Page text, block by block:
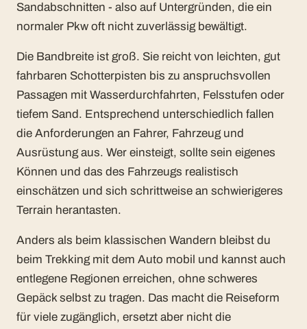
Sandabschnitten - also auf Untergründen, die ein
normaler Pkw oft nicht zuverlässig bewältigt.
Die Bandbreite ist groß. Sie reicht von leichten, gut
fahrbaren Schotterpisten bis zu anspruchsvollen
Passagen mit Wasserdurchfahrten, Felsstufen oder
tiefem Sand. Entsprechend unterschiedlich fallen
die Anforderungen an Fahrer, Fahrzeug und
Ausrüstung aus. Wer einsteigt, sollte sein eigenes
Können und das des Fahrzeugs realistisch
einschätzen und sich schrittweise an schwierigeres
Terrain herantasten.
Anders als beim klassischen Wandern bleibst du
beim Trekking mit dem Auto mobil und kannst auch
entlegene Regionen erreichen, ohne schweres
Gepäck selbst zu tragen. Das macht die Reiseform
für viele zugänglich, ersetzt aber nicht die